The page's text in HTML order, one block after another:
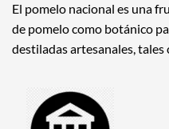
El pomelo nacional es una
de pomelo como botánico
destiladas artesanales, tales